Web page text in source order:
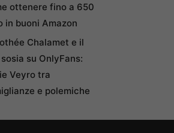
ottenere fino a 650
in buoni Amazon
Chalamet e il
su OnlyFans:
Veyro tra
e polemiche